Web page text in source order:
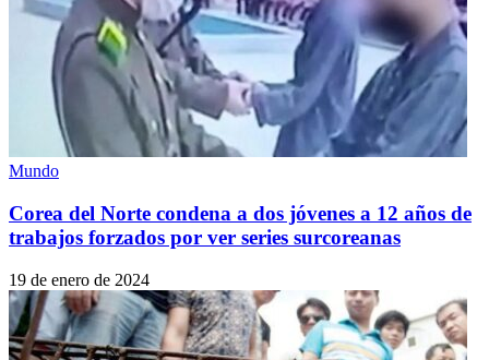
Mundo
Corea del Norte condena a dos jóvenes a 12 años de
trabajos forzados por ver series surcoreanas
19 de enero de 2024